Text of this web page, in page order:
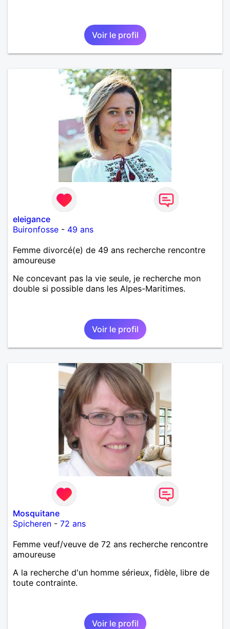
Voir le profil
eleigance
Buironfosse - 49 ans
Femme divorcé(e) de 49 ans recherche rencontre
amoureuse
Ne concevant pas la vie seule, je recherche mon
double si possible dans les Alpes-Maritimes.
Voir le profil
Mosquitane
Spicheren - 72 ans
Femme veuf/veuve de 72 ans recherche rencontre
amoureuse
A la recherche d'un homme sérieux, fidèle, libre de
toute contrainte.
Voir le profil